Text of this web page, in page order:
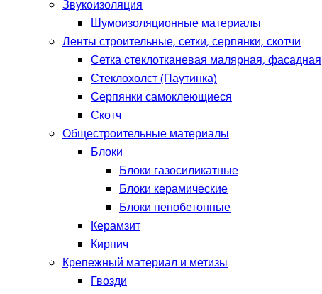
Звукоизоляция
Шумоизоляционные материалы
Ленты строительные, сетки, серпянки, скотчи
Сетка стеклотканевая малярная, фасадная
Стеклохолст (Паутинка)
Серпянки самоклеющиеся
Скотч
Общестроительные материалы
Блоки
Блоки газосиликатные
Блоки керамические
Блоки пенобетонные
Керамзит
Кирпич
Крепежный материал и метизы
Гвозди